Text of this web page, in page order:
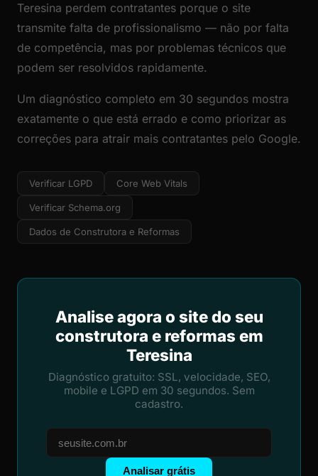
Teresina perdem contratantes porque o site
transmite falta de profissionalismo — não por falta
de competência, mas por problemas técnicos que
podem ser resolvidos rapidamente.
Um diagnóstico completo em 30 segundos mostra
exatamente o que está errado e como priorizar as
correções para atrair mais contratantes pelo Google.
Verificar LGPD Core Web Vitals
Verificar Schema.org
Dados de Construtora e Reformas
Analise agora o site do seu
construtora e reformas em
Teresina
Diagnóstico gratuito: SSL, velocidade, SEO,
mobile e LGPD em 30 segundos. Sem
cadastro.
Analisar grátis